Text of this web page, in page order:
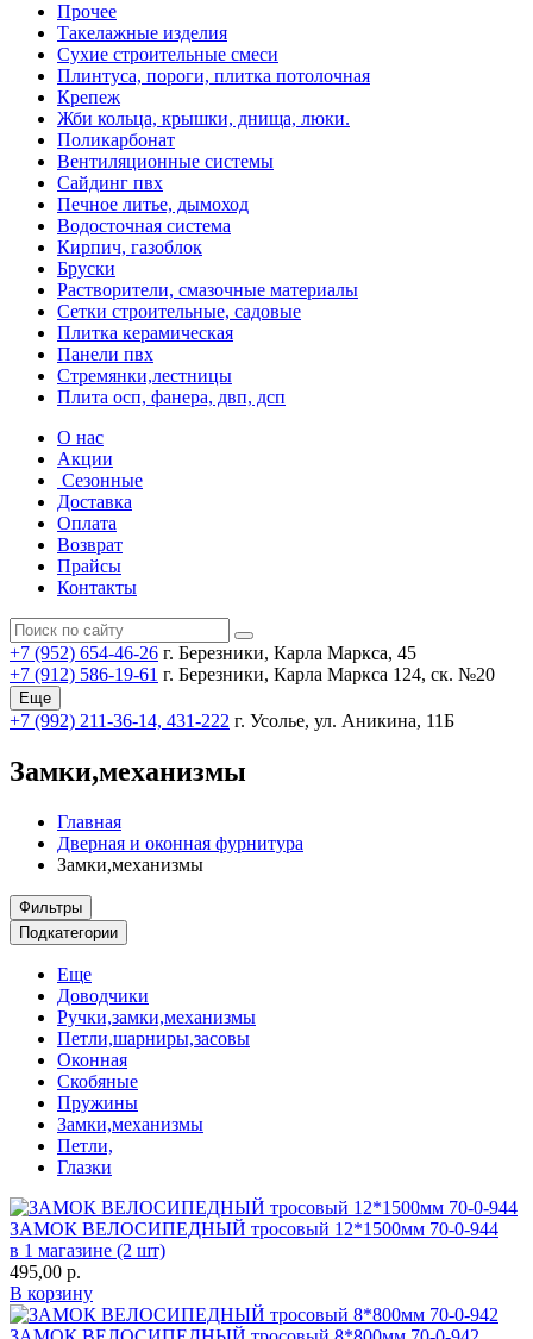
Прочее
Такелажные изделия
Сухие строительные смеси
Плинтуса, пороги, плитка потолочная
Крепеж
Жби кольца, крышки, днища, люки.
Поликарбонат
Вентиляционные системы
Сайдинг пвх
Печное литье, дымоход
Водосточная система
Кирпич, газоблок
Бруски
Растворители, смазочные материалы
Сетки строительные, садовые
Плитка керамическая
Панели пвх
Стремянки,лестницы
Плита осп, фанера, двп, дсп
О нас
Акции
Сезонные
Доставка
Оплата
Возврат
Прайсы
Контакты
+7 (952) 654-46-26 г. Березники, Карла Маркса, 45
+7 (912) 586-19-61 г. Березники, Карла Маркса 124, ск. №20
Еще
+7 (992) 211-36-14, 431-222 г. Усолье, ул. Аникина, 11Б
Замки,механизмы
Главная
Дверная и оконная фурнитура
Замки,механизмы
Фильтры
Подкатегории
Еще
Доводчики
Ручки,замки,механизмы
Петли,шарниры,засовы
Оконная
Скобяные
Пружины
Замки,механизмы
Петли,
Глазки
ЗАМОК ВЕЛОСИПЕДНЫЙ тросовый 12*1500мм 70-0-944
в 1 магазине (2 шт)
495,00 р.
В корзину